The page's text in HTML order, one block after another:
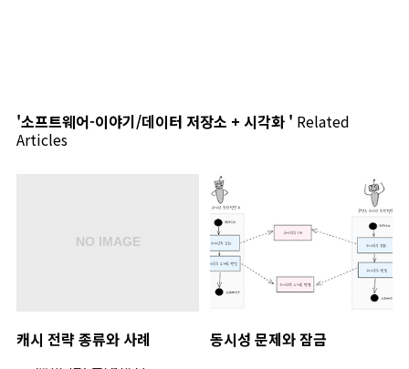
'소프트웨어-이야기/데이터 저장소 + 시각화 ' Related
Articles
캐시 전략 종류와 사례 동시성 문제와 잠금